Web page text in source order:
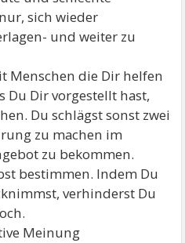
sich wieder
und weiter zu
Menschen die Dir helfen
Du Dir vorgestellt hast,
Du schlägst sonst zwei
zu machen im
zu bekommen.
bestimmen. Indem Du
verhinderst Du
Meinung